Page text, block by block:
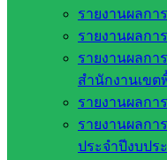
รายงานผลก
รายงานผลกา
รายงานผลกา
สำนักงานเข
รายงานผลกา
รายงานผลกา
ประจำปีงบป
กรรมการ
การศึกษา
ขั้นพื้น
รายชื่อ
มหาวิทยาลัย